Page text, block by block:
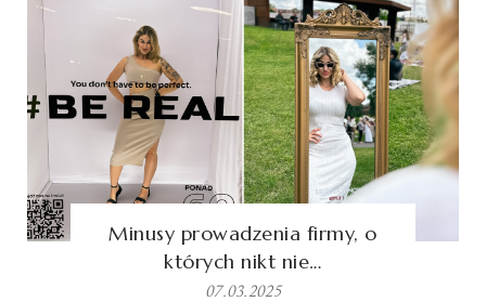
Minusy prowadzenia firmy, o
których nikt nie…
07.03.2025